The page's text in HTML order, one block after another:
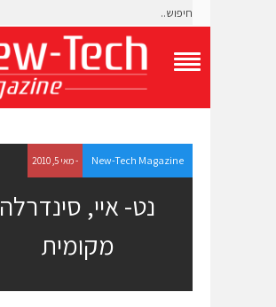
g
l
e
N
New-Tech Magazine - מאי 5, 2010
נט- איי, סינדרלה
מקומית